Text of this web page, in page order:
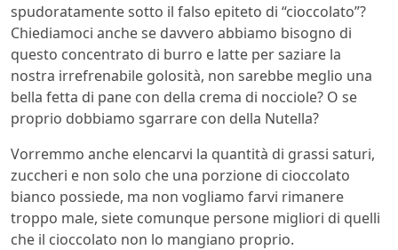
spudoratamente sotto il falso epiteto di “cioccolato”?
Chiediamoci anche se davvero abbiamo bisogno di
questo concentrato di burro e latte per saziare la
nostra irrefrenabile golosità, non sarebbe meglio una
bella fetta di pane con della crema di nocciole? O se
proprio dobbiamo sgarrare con della Nutella?
Vorremmo anche elencarvi la quantità di grassi saturi,
zuccheri e non solo che una porzione di cioccolato
bianco possiede, ma non vogliamo farvi rimanere
troppo male, siete comunque persone migliori di quelli
che il cioccolato non lo mangiano proprio.